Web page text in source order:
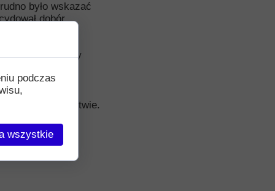
było wskazać
dobór
Kejza, który
firmy
współzawodnictwie.
podczas
wszystkie